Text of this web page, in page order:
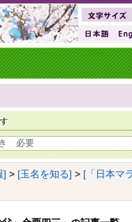
] > [玉名を知る] > [「日本マ